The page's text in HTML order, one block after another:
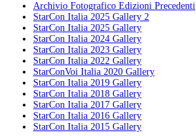
Archivio Fotografico Edizioni Precedenti
StarCon Italia 2025 Gallery 2
StarCon Italia 2025 Gallery
StarCon Italia 2024 Gallery
StarCon Italia 2023 Gallery
StarCon Italia 2022 Gallery
StarConVoi Italia 2020 Gallery
StarCon Italia 2019 Gallery
StarCon Italia 2018 Gallery
StarCon Italia 2017 Gallery
StarCon Italia 2016 Gallery
StarCon Italia 2015 Gallery